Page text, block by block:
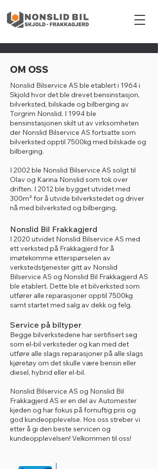
OM OSS
Nonslid Bilservice AS ble etablert i 1964 i
Skjold hvor det ble drevet bensinstasjon,
bilverksted, bilskade og bilberging av
Torgrim Nonslid. I 1994 ble
bensinstasjonen skilt ut av virksomheten
der Nonslid Bilservice AS fortsatte som
bilverksted opptil 7500kg med bilskade og
bilberging.
I 2002 ble Nonslid Bilservice AS solgt til
Olav og Karina Nonslid som tok over
driften. I 2012 ble bygget utvidet med
300m² for å utvide bilverkstedet og driver
nå med bilverksted og bilberging.
Nonslid Bil Frakkagjerd
I 2020 utvidet Nonslid Bilservice AS med
ett verksted på Frakkagjerd for å
imøtekomme etterspørselen av
verkstedstjenester gitt av Nonslid
Bilservice AS og Nonslid Bil Frakkagjerd AS
ble etablert. Dette ble et bilverksted som
utfører alle reparasjoner opptil 7500kg
samt startet med salg av dekk og felg.
Service på biltyper
Begge bilverkstedene har sertifisert seg
som el-bil verksteder og kan med det
utføre alle slags reparasjoner på alle slags
kjøretøy om det skulle være bensin eller
diesel, hybrid eller el-bil.
Nonslid Bilservice AS og Nonslid Bil
Frakkagjerd AS er en del av Automester
kjeden og har fokus på fornuftig pris og
god kundeopplevelse. Hos oss streber vi
etter å gi den beste servicen og
kundeopplevelsen! Velkommen til oss!